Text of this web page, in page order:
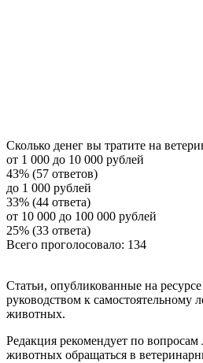
Сколько денег вы тратите на
от 1 000 до 10 000 рублей
43% (57 ответов)
до 1 000 рублей
33% (44 ответа)
от 10 000 до 100 000 рублей
25% (33 ответа)
Всего проголосовало: 134
Статьи, опубликованные на
руководством к самостоятельному
животных.
Редакция рекомендует по вопросам
животных обращаться в